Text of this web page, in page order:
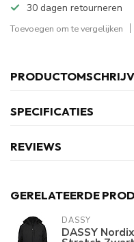
30 dagen retourneren
Toevoegen om te vergelijken
SPECIFICATIES
REVIEWS
GERELATEERDE
DASSY
DASSY